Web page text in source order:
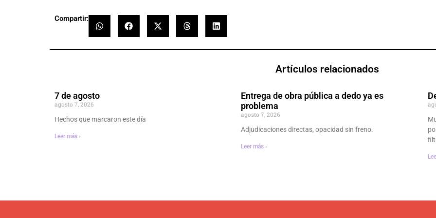
Compartir:
Artículos relacionados
7 de agosto
agosto 7, 2026
Hechos que marcaron este día
Leer más ›
Entrega de obra pública a dedo ya es
problema
agosto 7, 2026
Adjudicaciones directas, opacidad sin freno.
Leer más ›